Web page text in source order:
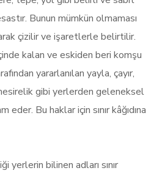
Bunun mümkün olmaması
çizilir ve işaretlerle belirtilir.
kalan ve eskiden beri komşu
yararlanılan yayla, çayır,
gibi yerlerden geleneksel
eder. Bu haklar için sınır kâğıdına
yerlerin bilinen adları sınır